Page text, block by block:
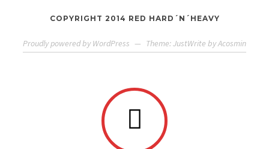
COPYRIGHT 2014 RED HARD´N´HEAVY
Proudly powered by WordPress — Theme: JustWrite byAcosmin